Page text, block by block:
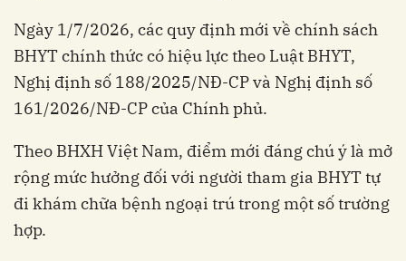
Ngày 1/7/2026, các quy định mới về chính sách
BHYT chính thức có hiệu lực theo Luật BHYT,
Nghị định số 188/2025/NĐ-CP và Nghị định số
161/2026/NĐ-CP của Chính phủ.
Theo BHXH Việt Nam, điểm mới đáng chú ý là mở
rộng mức hưởng đối với người tham gia BHYT tự
đi khám chữa bệnh ngoại trú trong một số trường
hợp.